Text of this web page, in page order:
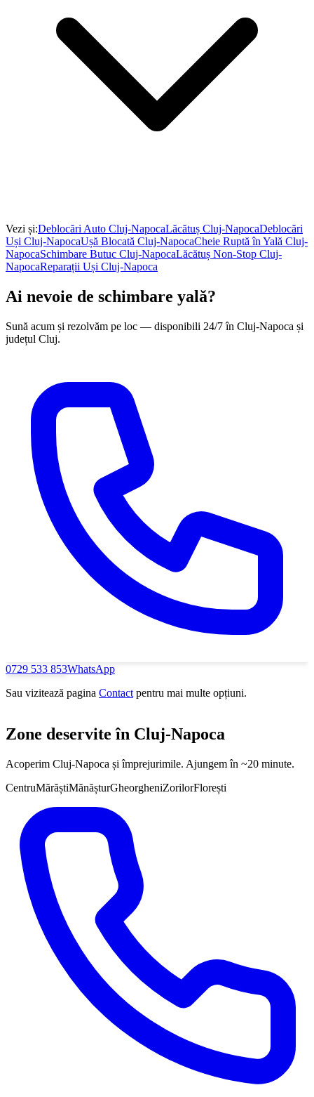
Vezi și:Deblocări Auto Cluj-NapocaLăcătuș Cluj-NapocaDeblocări
Uși Cluj-NapocaUșă Blocată Cluj-NapocaCheie Ruptă în Yală Cluj-
NapocaSchimbare Butuc Cluj-NapocaLăcătuș Non-Stop Cluj-
NapocaReparații Uși Cluj-Napoca
Ai nevoie de schimbare yală?
Sună acum și rezolvăm pe loc — disponibili 24/7 în Cluj-Napoca și
județul Cluj.
0729 533 853WhatsApp
Sau vizitează pagina Contact pentru mai multe opțiuni.
Zone deservite în Cluj-Napoca
Acoperim Cluj-Napoca și împrejurimile. Ajungem în ~20 minute.
CentruMărăștiMănășturGheorgheniZorilorFlorești